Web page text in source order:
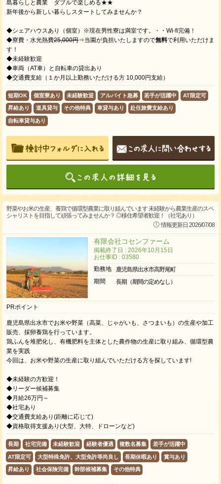
島暮らしと農業 ダブルで楽しめる★★
新年後から新しい暮らしスタートしてみませんか？
◆シェアハウスあり（個室）※現在男性寮は満室です。・・Wi-fi完備！
◆寮費・水光熱費25,000円⇒当園が負担いたしますので無料で利用いただけま
す！
◆未経験歓迎
◆車両（AT車）と自転車の貸出あり
◆交通費支給（１か月以上勤務いただける方 10,000円支給）
短期OK 個室寮あり 未経験歓迎 アルバイト急募 若手が活躍中 AT限定可
昇給あり 道具貸与 その他特典 車貸与あり 赴任旅費支給あり
自転車貸与あり
野菜やお米の生産、養鶏で循環型農業に取り組んでいます 未経験から農業生産のスペ
シャリストを目指して頑張ってみませんか？ ◎移住希望者歓迎！（社宅あり）
情報更新日 2026/07/08
有限会社コセンファーム
掲載終了日 : 2026年10月15日
お仕事ID : 03580
勤務地
鹿児島県出水市高野尾町
期間
長期（期間の定めなし）
PRポイント
鹿児島県出水市でお米や野菜（高菜、じゃがいも、さつまいも）の生産や加工
販売、採卵養鶏を行っています。
鶏ふんを堆肥化し、有機肥料を主体とした農作物の生産に取り組み、循環型農
業を実践
今回は、お米や野菜の生産に取り組んでいただける方を探しています!
◆未経験の方歓迎！
◆リーダー候補募集
◆月給26万円～
◆社宅あり
◆交通費支給あり(距離に応じて)
◆資格取得支援あり(大型、大特、ドローンなど)
長期 社宅完備 未経験歓迎 経験者優遇 複数名募集 若手が活躍中
AT限定可 大型特殊免許、大型免許等尚良し 長期休暇あり 賞与あり
昇給あり 社会保険完備 幹部候補募集 その他特典